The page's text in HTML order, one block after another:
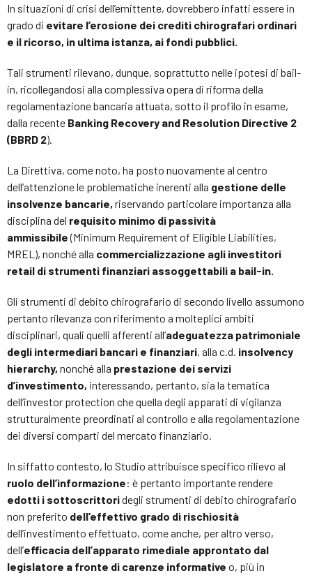
In situazioni di crisi dell’emittente, dovrebbero infatti essere in
grado di evitare l’erosione dei crediti chirografari ordinari
e il ricorso, in ultima istanza, ai fondi pubblici.
Tali strumenti rilevano, dunque, soprattutto nelle ipotesi di bail-
in, ricollegandosi alla complessiva opera di riforma della
regolamentazione bancaria attuata, sotto il profilo in esame,
dalla recente Banking Recovery and Resolution Directive 2
(BBRD 2).
La Direttiva, come noto, ha posto nuovamente al centro
dell’attenzione le problematiche inerenti alla gestione delle
insolvenze bancarie, riservando particolare importanza alla
disciplina del requisito minimo di passività
ammissibile(Minimum Requirement of Eligible Liabilities,
MREL), nonché alla commercializzazione agli investitori
retail di strumenti finanziari assoggettabili a bail-in.
Gli strumenti di debito chirografario di secondo livello assumono
pertanto rilevanza con riferimento a molteplici ambiti
disciplinari, quali quelli afferenti all’adeguatezza patrimoniale
degli intermediari bancari e finanziari, alla c.d. insolvency
hierarchy, nonché alla prestazione dei servizi
d’investimento, interessando, pertanto, sia la tematica
dell’investor protection che quella degli apparati di vigilanza
strutturalmente preordinati al controllo e alla regolamentazione
dei diversi comparti del mercato finanziario.
In siffatto contesto, lo Studio attribuisce specifico rilievo al
ruolo dell’informazione: è pertanto importante rendere
edotti i sottoscrittoridegli strumenti di debito chirografario
non preferito dell’effettivo grado di rischiosità
dell’investimento effettuato, come anche, per altro verso,
dell’efficacia dell’apparato rimediale approntato dal
legislatore a fronte di carenze informative o, più in